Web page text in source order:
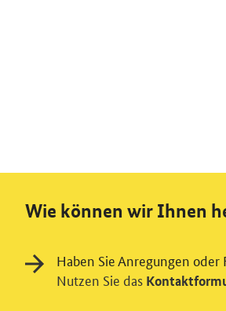
Wie können wir Ihnen
Haben Sie Anregungen oder
Nutzen Sie das